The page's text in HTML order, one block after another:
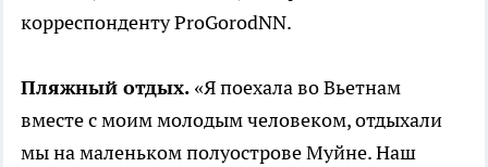
корреспонденту ProGorodNN.
Пляжный отдых. «Я поехала во Вьетнам
вместе с моим молодым человеком, отдыхали
мы на маленьком полуострове Муйне. Наш